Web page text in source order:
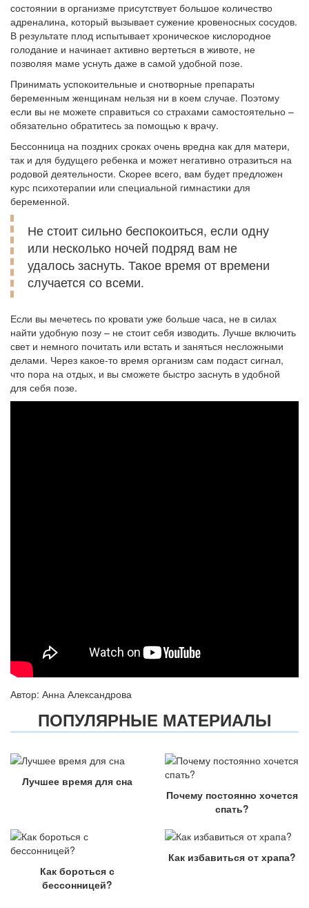
состоянии в организме присутствует большое количество
адреналина, который вызывает сужение кровеносных сосудов.
В результате плод испытывает хроническое кислородное
голодание и начинает активно вертеться в животе, не
позволяя маме уснуть даже в самой удобной позе.
Принимать успокоительные и снотворные препараты
беременным женщинам нельзя ни в коем случае. Поэтому
если вы не можете справиться со страхами самостоятельно –
обязательно обратитесь за помощью к врачу.
Бессонница на поздних сроках очень вредна как для матери,
так и для будущего ребенка и может негативно отразиться на
родовой деятельности. Скорее всего, вам будет предложен
курс психотерапии или специальной гимнастики для
беременной.
Не стоит сильно беспокоиться, если одну
или несколько ночей подряд вам не
удалось заснуть. Такое время от времени
случается со всеми.
Если вы мечетесь по кровати уже больше часа, не в силах
найти удобную позу – не стоит себя изводить. Лучше включить
свет и немного почитать или встать и заняться несложными
делами. Через какое-то время организм сам подаст сигнал,
что пора на отдых, и вы сможете быстро заснуть в удобной
для себя позе.
Автор: Анна Александрова
ПОПУЛЯРНЫЕ МАТЕРИАЛЫ
Лучшее время для сна
Почему постоянно хочется
спать?
Как бороться с
бессонницей?
Как избавиться от храпа?